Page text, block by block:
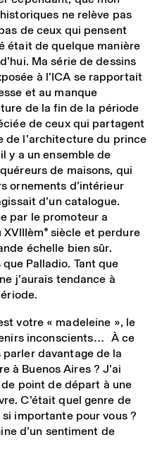
ne relève pas
de ceux qui pensent
était de quelque manière
Ma série de dessins
à l’ICA se rapportait
et au manque
de la fin de la période
de ceux qui partagent
l’architecture du prince
y a un ensemble de
de maisons, qui
ornements d’intérieur
d’un catalogue.
par le promoteur a
èmesiècle et perdure
échelle bien sûr.
Palladio. Tant que
j’aurais tendance à
votre « madeleine », le
inconscients… À ce
davantage de la
à Buenos Aires ? J’ai
de point de départ à une
C’était quel genre de
importante pour vous ?
d’un sentiment de